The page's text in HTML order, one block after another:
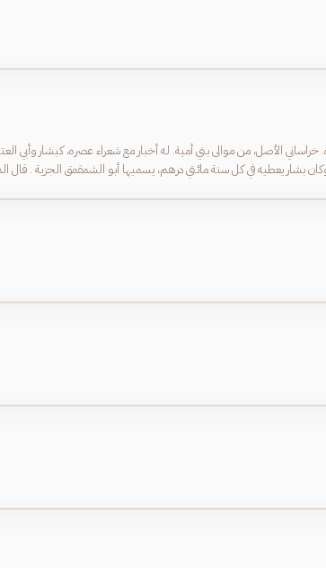
الأصل، من موالى بني أمية. له أخبار مع شعراء عصره، كبشار وأبي
بشار يعطيه في كل سنة مائتي درهم، يسميها أبو الشمقمق الجزية . قال